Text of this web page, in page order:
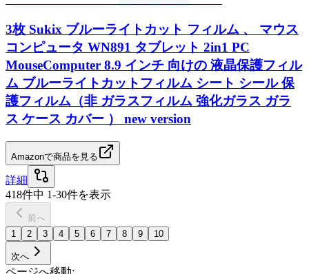
3枚 Sukix ブルーライトカット フィルム 、 マウス
コンピュータ WN891 タブレット 2in1 PC
MouseComputer 8.9 インチ 向けの 液晶保護フィル
ム ブルーライトカットフィルム シート シール 保
護フィルム（非 ガラスフィルム 強化ガラス ガラ
ス ケース カバー ） new version
Amazonで商品を見る
詳細
418件中 1-30件を表示
前へ
1
2 3 4 5 6 7 8 9 10
次へ
ページへ移動: